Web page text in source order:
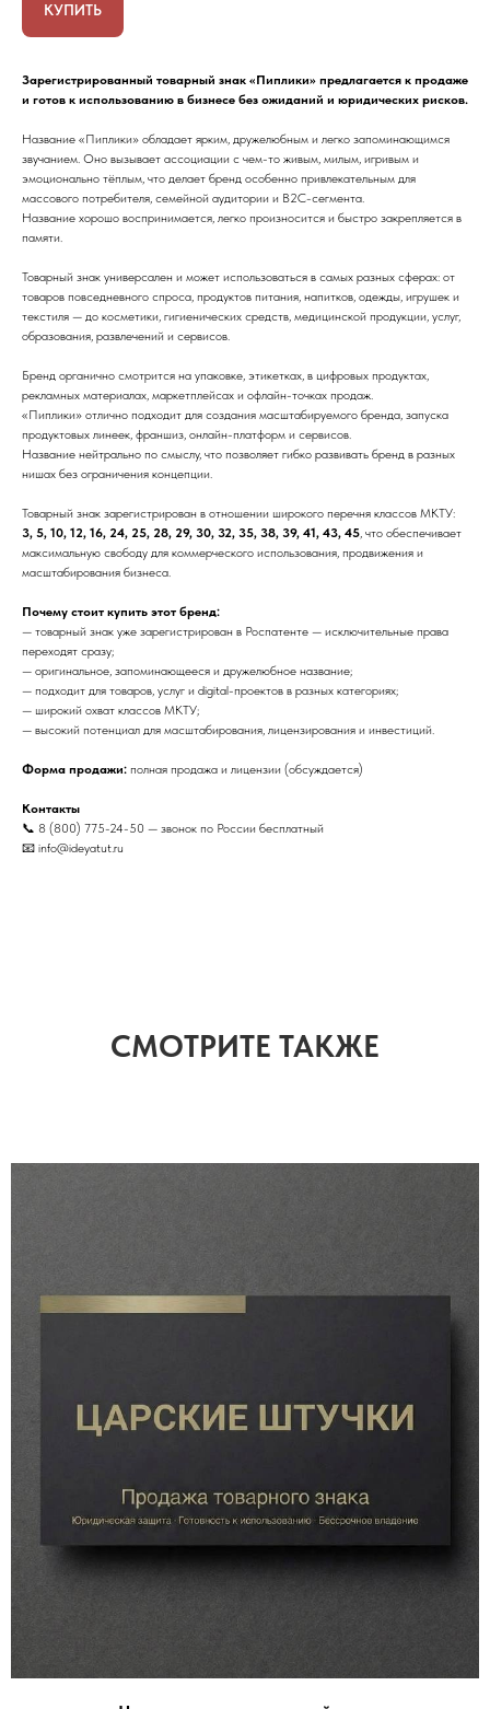
КУПИТЬ
Зарегистрированный товарный знак «Пиплики» предлагается к продаже
и готов к использованию в бизнесе без ожиданий и юридических рисков.
Название «Пиплики» обладает ярким, дружелюбным и легко запоминающимся
звучанием. Оно вызывает ассоциации с чем-то живым, милым, игривым и
эмоционально тёплым, что делает бренд особенно привлекательным для
массового потребителя, семейной аудитории и B2C-сегмента.
Название хорошо воспринимается, легко произносится и быстро закрепляется в
памяти.
Товарный знак универсален и может использоваться в самых разных сферах: от
товаров повседневного спроса, продуктов питания, напитков, одежды, игрушек и
текстиля — до косметики, гигиенических средств, медицинской продукции, услуг,
образования, развлечений и сервисов.
Бренд органично смотрится на упаковке, этикетках, в цифровых продуктах,
рекламных материалах, маркетплейсах и офлайн-точках продаж.
«Пиплики» отлично подходит для создания масштабируемого бренда, запуска
продуктовых линеек, франшиз, онлайн-платформ и сервисов.
Название нейтрально по смыслу, что позволяет гибко развивать бренд в разных
нишах без ограничения концепции.
Товарный знак зарегистрирован в отношении широкого перечня классов МКТУ:
3, 5, 10, 12, 16, 24, 25, 28, 29, 30, 32, 35, 38, 39, 41, 43, 45, что обеспечивает
максимальную свободу для коммерческого использования, продвижения и
масштабирования бизнеса.
Почему стоит купить этот бренд:
— товарный знак уже зарегистрирован в Роспатенте — исключительные права
переходят сразу;
— оригинальное, запоминающееся и дружелюбное название;
— подходит для товаров, услуг и digital-проектов в разных категориях;
— широкий охват классов МКТУ;
— высокий потенциал для масштабирования, лицензирования и инвестиций.
Форма продажи: полная продажа и лицензии (обсуждается)
Контакты
📞 8 (800) 775-24-50 — звонок по России бесплатный
📧 info@ideyatut.ru
СМОТРИТЕ ТАКЖЕ